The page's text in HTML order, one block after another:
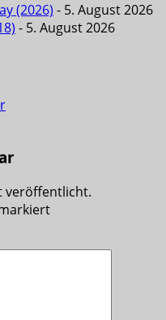
(2026) - 5. August 2026
- 5. August 2026
veröffentlicht.